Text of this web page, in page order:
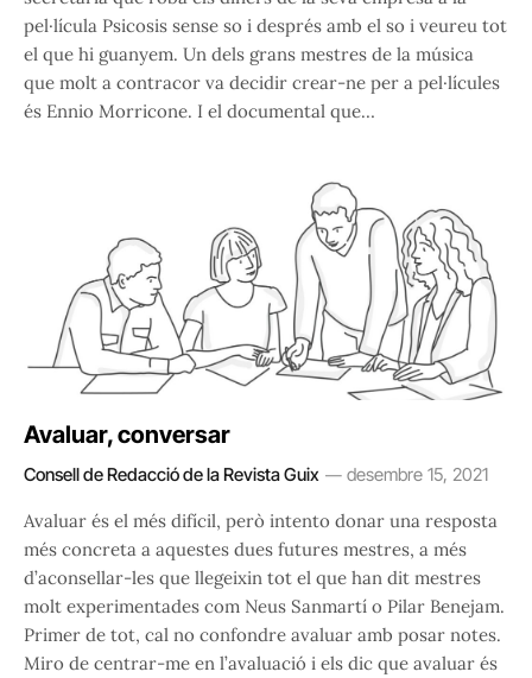
pel·lícula Psicosis sense so i després amb el so i veureu tot
el que hi guanyem. Un dels grans mestres de la música
que molt a contracor va decidir crear-ne per a pel·lícules
és Ennio Morricone. I el documental que…
Avaluar, conversar
Consell de Redacció de la Revista Guix desembre 15, 2021
Avaluar és el més difícil, però intento donar una resposta
més concreta a aquestes dues futures mestres, a més
d’aconsellar-les que llegeixin tot el que han dit mestres
molt experimentades com Neus Sanmartí o Pilar Benejam.
Primer de tot, cal no confondre avaluar amb posar notes.
Miro de centrar-me en l’avaluació i els dic que avaluar és